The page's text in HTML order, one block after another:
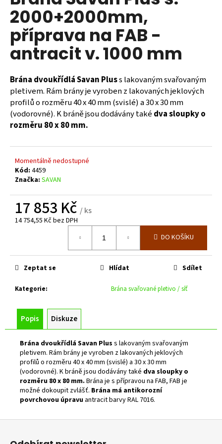
0,0
z
5
hvězdiček.
2000+2000mm,
příprava na FAB -
antracit v. 1000 mm
Brána dvoukřídlá Savan Pluss lakovaným svařovaným
pletivem. Rám brány je vyroben z lakovaných jeklových
profilů o rozměru 40 x 40 mm (svislé) a 30 x 30 mm
(vodorovné). K bráně jsou dodávány takédva sloupky o
rozměru 80 x 80 mm.
Momentálně nedostupné
Kód: 4459
Značka: SAVAN
17 853 Kč / ks
14 754,55 Kč bez DPH
DO KOŠÍKU
Kategorie: Brána svařované pletivo / síť
Zeptat se Hlídat Sdílet
Popis Diskuze
Brána dvoukřídlá Savan Plus s lakovaným svařovaným
pletivem. Rám brány je vyroben z lakovaných jeklových
profilů o rozměru 40 x 40 mm (svislé) a 30 x 30 mm
(vodorovné). K bráně jsou dodávány také dva sloupky o
rozměru 80 x 80 mm. Brána je s přípravou na FAB, FAB je
možné dokoupit zvlášť. Brána má antikorozní
povrchovou úpravu antracit barvy RAL 7016.
a
j
t
?
HLEDAT
D
o
p
u
č
e
m
KONZOLE
PRO
OPLOCENÍ
V.
1000
339
Z